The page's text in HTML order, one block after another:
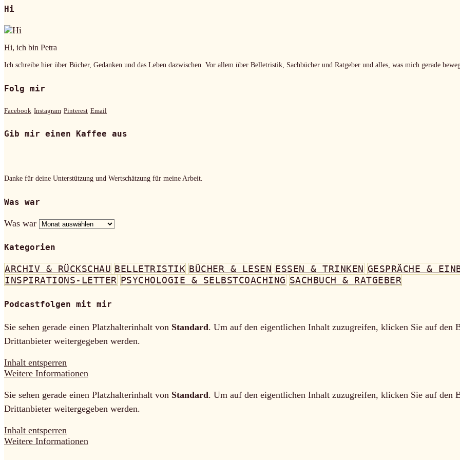
Hi
Hi, ich bin Petra
Ich schreibe hier über Bücher, Gedanken und das Leben dazwischen. Vor allem über Belletristik, Sachbücher und Ratgeber und alles, was mich gerade
Folg mir
Facebook Instagram Pinterest Email
Gib mir einen Kaffee aus
Danke für deine Unterstützung und Wertschätzung für meine Arbeit.
Was war
Was war
Kategorien
ARCHIV & RÜCKSCHAU BELLETRISTIK BÜCHER & LESEN ESSEN & TRINKEN GESPRÄCHE &
INSPIRATIONS-LETTER PSYCHOLOGIE & SELBSTCOACHING SACHBUCH & RATGEBER
Podcastfolgen mit mir
Sie sehen gerade einen Platzhalterinhalt von Standard. Um auf den eigentlichen Inhalt zuzugreifen, klicken Sie auf den
Drittanbieter weitergegeben werden.
Inhalt entsperren
Weitere Informationen
Sie sehen gerade einen Platzhalterinhalt von Standard. Um auf den eigentlichen Inhalt zuzugreifen, klicken Sie auf den
Drittanbieter weitergegeben werden.
Inhalt entsperren
Weitere Informationen